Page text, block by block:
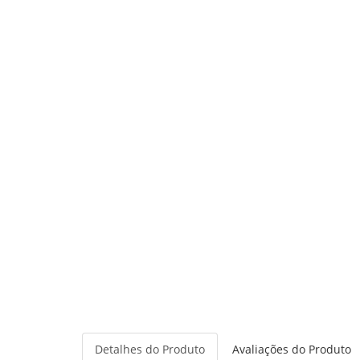
Detalhes do Produto Avaliações do Produto